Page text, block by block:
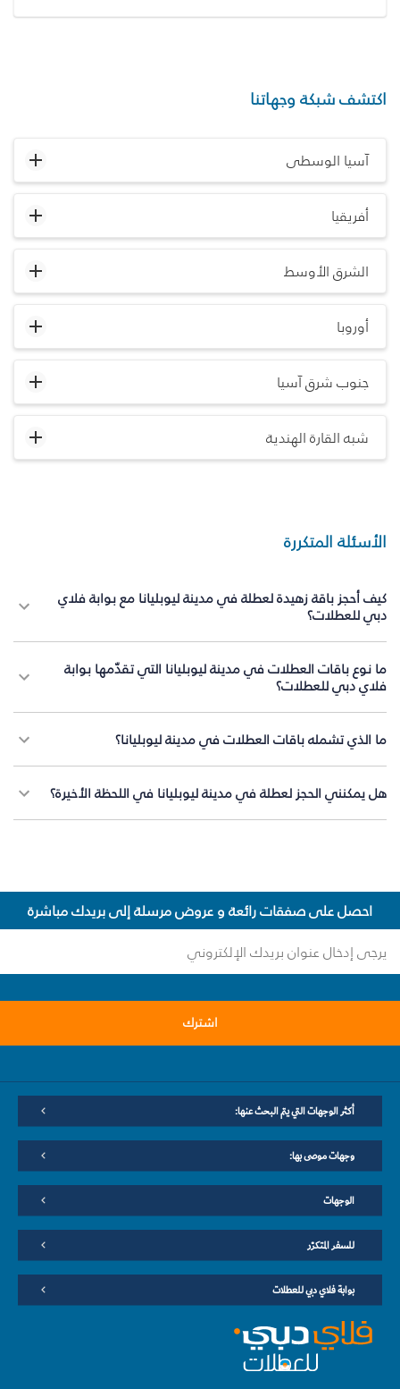
اكتشف شبكة وجهاتنا
آسيا الوسطى
أفريقيا
الشرق الأوسط
أوروبا
جنوب شرق آسيا
شبه القارة الهندية
الأسئلة المتكررة
كيف أحجز باقة زهيدة لعطلة في مدينة ليوبليانا مع بوابة فلاي
دبي للعطلات؟
ما نوع باقات العطلات في مدينة ليوبليانا التي تقدّمها بوابة
فلاي دبي للعطلات؟
ما الذي تشمله باقات العطلات في مدينة ليوبليانا؟
هل يمكنني الحجز لعطلة في مدينة ليوبليانا في اللحظة الأخيرة؟
احصل على صفقات رائعة و عروض مرسلة إلى بريدك مباشرة
اشترك
أكثر الوجهات التي يتم البحث عنها:
وجهات موصى بها:
الوجهات
للسفر المتكرّر
بوابة فلاي دبي للعطلات